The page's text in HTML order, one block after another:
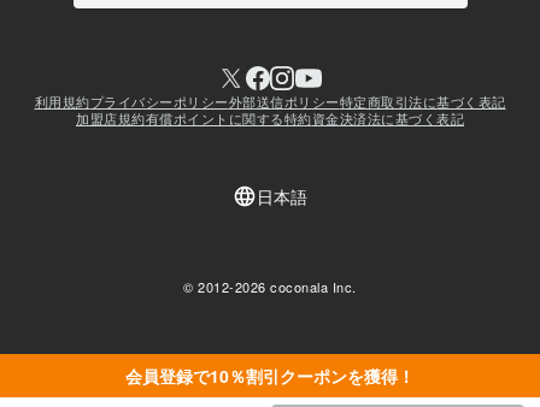
会員登録で10％割引クーポンを獲得！